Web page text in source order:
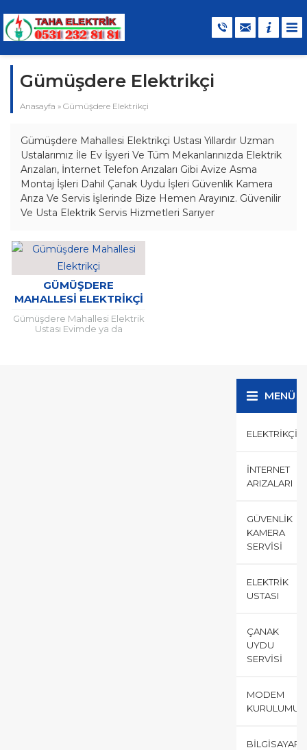
Gümüşdere Elektrikçi
Anasayfa » Gümüşdere Elektrikçi
Gümüşdere Mahallesi Elektrikçi Ustası Yıllardır Uzman
Ustalarımız İle Ev İşyeri Ve Tüm Mekanlarınızda Elektrik
Arızaları, İnternet Telefon Arızaları Gibi Avize Asma
Montaj İşleri Dahil Çanak Uydu İşleri Güvenlik Kamera
Arıza Ve Servis İşlerinde Bize Hemen Arayınız. Güvenilir
Ve Usta Elektrik Servis Hizmetleri Sarıyer
GÜMÜŞDERE
MAHALLESI ELEKTRIKÇI
Gümüşdere Mahallesi Elektrik
Ustası Evimde ya da
MENÜ
ELEKTRIKÇI
İNTERNET
ARIZALARI
GÜVENLIK
KAMERA
SERVISI
ELEKTRIK
USTASI
ÇANAK
UYDU
SERVISI
MODEM
KURULUMU
BILGISAYAR